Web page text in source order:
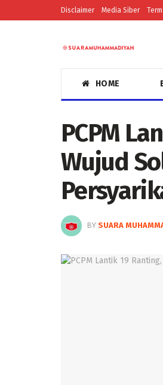
Disclaimer Media Siber
HOME
PCPM
Wujud
BY SUARA